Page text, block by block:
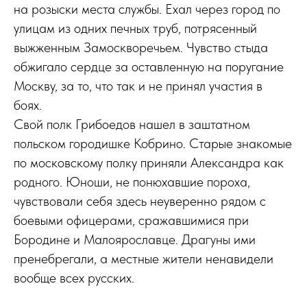
на розыски места службы. Ехал через город по
улицам из одних печных труб, потрясенный
выжженным Замоскворечьем. Чувство стыда
обжигало сердце за оставленную на поругание
Москву, за то, что так и не принял участия в
боях.
Свой полк Грибоедов нашел в заштатном
польском городишке Кобрино. Старые знакомые
по московскому полку приняли Александра как
родного. Юноши, не понюхавшие пороха,
чувствовали себя здесь неуверенно рядом с
боевыми офицерами, сражавшимися при
Бородине и Малоярославце. Драгуны ими
пренебрегали, а местные жители ненавидели
вообще всех русских.